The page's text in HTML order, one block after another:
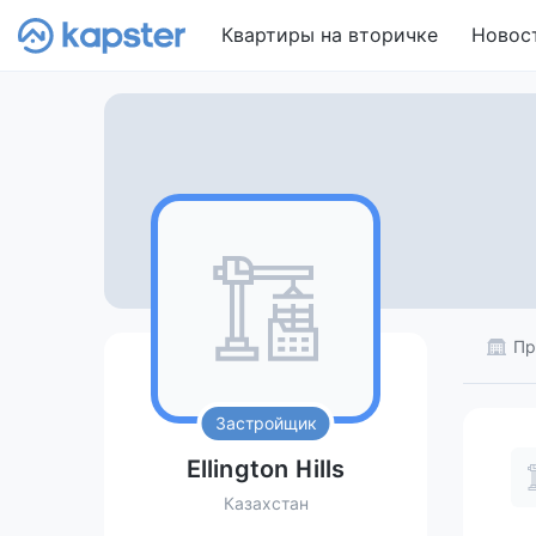
Квартиры на вторичке
Застройщик
Ellington Hills
Казахстан